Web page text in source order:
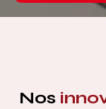
Nos